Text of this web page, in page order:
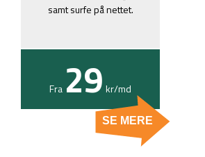
samt surfe på nettet.
Fra 29 kr/md
SE MERE